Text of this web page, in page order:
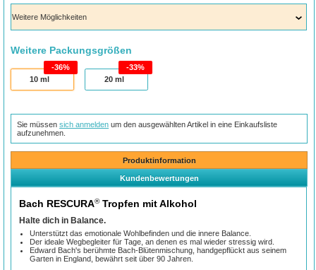
Weitere Packungsgrößen
10 ml
36%
20ml
33%
Sie müssensich anmelden um den ausgewählten Artikel in eine Einkaufsliste
aufzunehmen.
Produktinformation
Kundenbewertungen
Bach RESCURA®Tropfen mit Alkohol
Halte dich in Balance.
Unterstützt das emotionale Wohlbefinden und die innere Balance.
Der ideale Wegbegleiter für Tage, an denen es mal wieder stressig wird.
Edward Bach's berühmte Bach-Blütenmischung, handgepflückt aus seinem
Garten in England, bewährt seit über 90 Jahren.